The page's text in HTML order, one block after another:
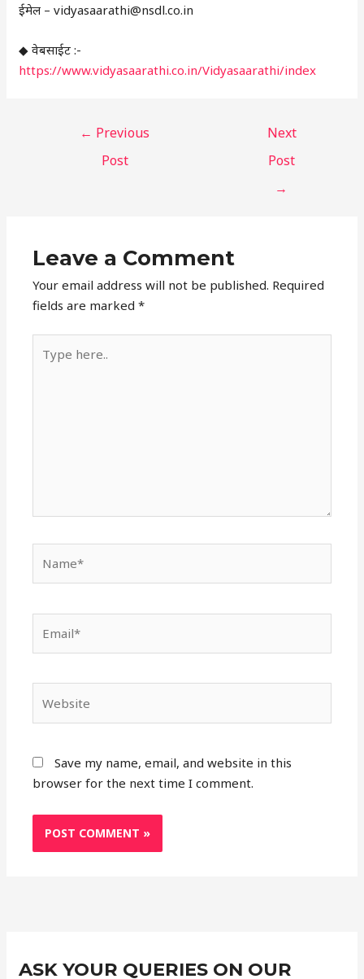
ईमेल – vidyasaarathi@nsdl.co.in
◆ वेबसाईट :-
https://www.vidyasaarathi.co.in/Vidyasaarathi/index
← Previous
Post
Next
Post
→
Leave a Comment
Your email address will not be published. Required
fields are marked*
here..
Save my name, email, and website in this
browser for the next time I comment.
ASK YOUR QUERIES ON OUR
a